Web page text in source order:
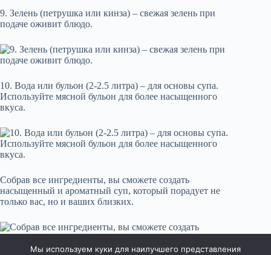
9. Зелень (петрушка или кинза) – свежая зелень при
подаче оживит блюдо.
10. Вода или бульон (2-2.5 литра) – для основы супа.
Используйте мясной бульон для более насыщенного
вкуса.
Собрав все ингредиенты, вы сможете создать
насыщенный и ароматный суп, который порадует не
только вас, но и ваших близких.
Мы используем куки для наилучшего представления